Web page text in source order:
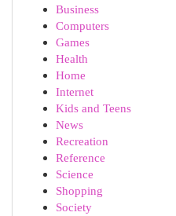
Business
Computers
Games
Health
Home
Internet
Kids and Teens
News
Recreation
Reference
Science
Shopping
Society